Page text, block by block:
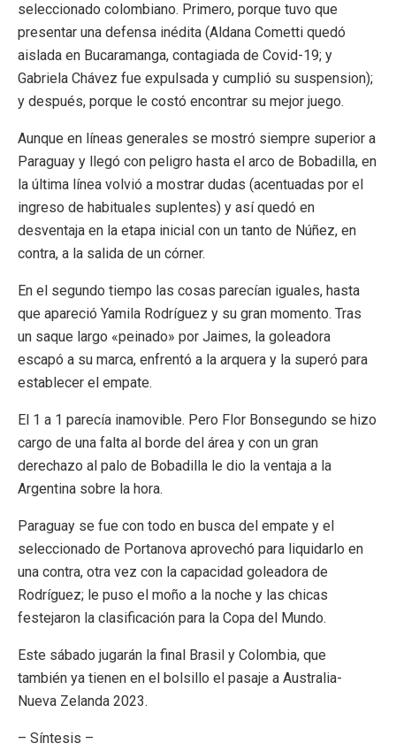
seleccionado colombiano. Primero, porque tuvo que
presentar una defensa inédita (Aldana Cometti quedó
aislada en Bucaramanga, contagiada de Covid-19; y
Gabriela Chávez fue expulsada y cumplió su suspension);
y después, porque le costó encontrar su mejor juego.
Aunque en líneas generales se mostró siempre superior a
Paraguay y llegó con peligro hasta el arco de Bobadilla, en
la última línea volvió a mostrar dudas (acentuadas por el
ingreso de habituales suplentes) y así quedó en
desventaja en la etapa inicial con un tanto de Núñez, en
contra, a la salida de un córner.
En el segundo tiempo las cosas parecían iguales, hasta
que apareció Yamila Rodríguez y su gran momento. Tras
un saque largo «peinado» por Jaimes, la goleadora
escapó a su marca, enfrentó a la arquera y la superó para
establecer el empate.
El 1 a 1 parecía inamovible. Pero Flor Bonsegundo se hizo
cargo de una falta al borde del área y con un gran
derechazo al palo de Bobadilla le dio la ventaja a la
Argentina sobre la hora.
Paraguay se fue con todo en busca del empate y el
seleccionado de Portanova aprovechó para liquidarlo en
una contra, otra vez con la capacidad goleadora de
Rodríguez; le puso el moño a la noche y las chicas
festejaron la clasificación para la Copa del Mundo.
Este sábado jugarán la final Brasil y Colombia, que
también ya tienen en el bolsillo el pasaje a Australia-
Nueva Zelanda 2023.
– Síntesis –